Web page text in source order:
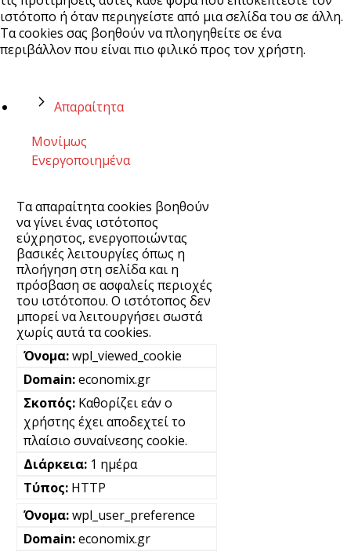
ιστότοπο ή όταν περιηγείστε από μια σελίδα του σε άλλη.
Τα cookies σας βοηθούν να πλοηγηθείτε σε ένα
περιβάλλον που είναι πιο φιλικό προς τον χρήστη.
Απαραίτητα
Μονίμως
Ενεργοποιημένα
Τα απαραίτητα cookies βοηθούν
να γίνει ένας ιστότοπος
εύχρηστος, ενεργοποιώντας
βασικές λειτουργίες όπως η
πλοήγηση στη σελίδα και η
πρόσβαση σε ασφαλείς περιοχές
του ιστότοπου. Ο ιστότοπος δεν
μπορεί να λειτουργήσει σωστά
χωρίς αυτά τα cookies.
wpl_viewed_cookie
economix.gr
Καθορίζει εάν ο
χρήστης έχει αποδεχτεί το
πλαίσιο συναίνεσης cookie.
1 ημέρα
HTTP
wpl_user_preference
economix.gr